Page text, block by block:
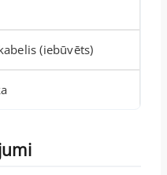
(iebūvēts)